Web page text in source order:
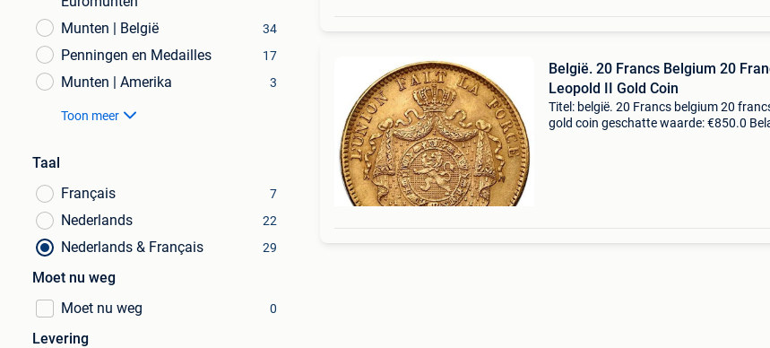
Munten | België 34
Penningen en Medailles 17
Munten | Amerika 3
Toon meer
Taal
Français
7
Nederlands 22
Nederlands & Français 29
Moet nu weg
Moet nu weg
0
Levering
België. 20 Francs Belgium 20
Leopold II Gold Coin
Titel: belgië. 20 Francs belgium 20
gold coin geschatte waarde: €850.0